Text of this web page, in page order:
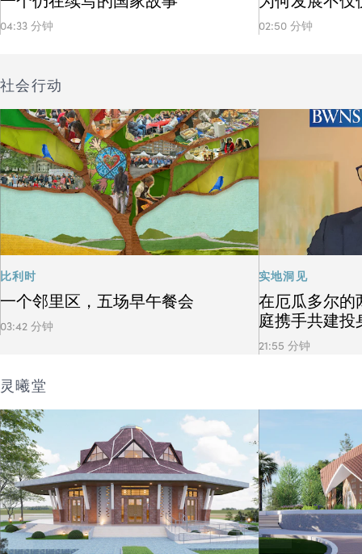
04:33 分钟 02:50 分钟
社会行动
比利时
一个邻里区，五场早午餐会
03:42 分钟
实地洞见
在厄瓜多尔的
庭携手共建投
21:55 分钟
灵曦堂